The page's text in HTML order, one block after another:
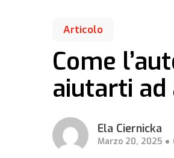
Articolo
Come
aiutarti ad
Ela Ciernicka
Marzo 20, 2025